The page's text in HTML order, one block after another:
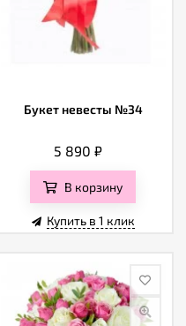
Букет невесты №34
5 890 ₽
В корзину
Купить в 1 клик